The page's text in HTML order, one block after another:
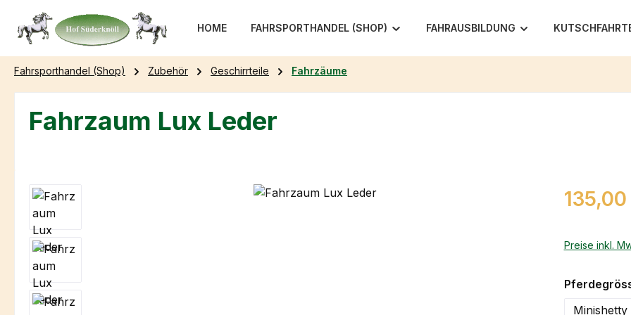
Hauptinhalt springen
Zur Suche springen
Zur Hauptnavigation springen
HOME FAHRSPORTHANDEL (SHOP) FAHRAUSBILDUNG
Fahrsporthandel (Shop) Zubehör Geschirrteile Fahrzäume
Fahrzaum Lux Leder
Bildergalerie überspringen Regulärer
Preise inkl.
Minishetty